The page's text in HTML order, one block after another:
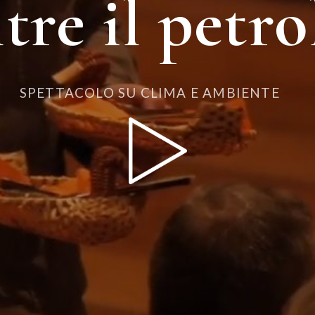
il
SPETTACOLO SU CLIMA E AMBIENTE